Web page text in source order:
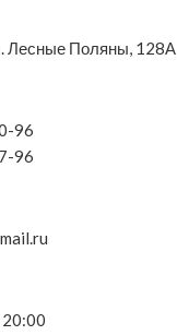
Лесные Поляны, 128А
96
96